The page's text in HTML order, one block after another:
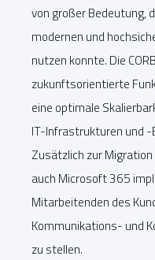
von großer Bedeutung,
modernen und
nutzen konnte. Die
zukunftsorientierte
eine optimale
IT-Infrastrukturen und
Zusätzlich zur
auch Microsoft 365
Mitarbeitenden des
Kommunikations- und
zu stellen.